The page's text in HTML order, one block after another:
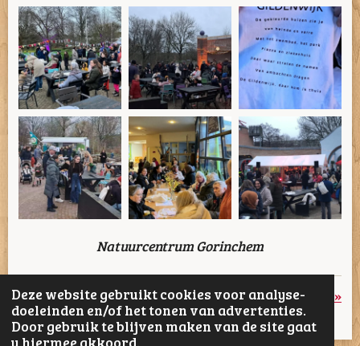
Deze website gebruikt cookies voor analyse-
doeleinden en/of het tonen van advertenties.
Door gebruik te blijven maken van de site gaat
u hiermee akkoord.
Natuurcentrum Gorinchem
«Vorige Volgende »
D
D
S
D